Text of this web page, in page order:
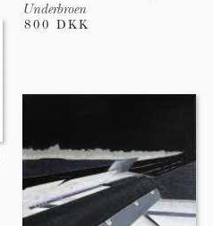
Underbroen
800 DKK